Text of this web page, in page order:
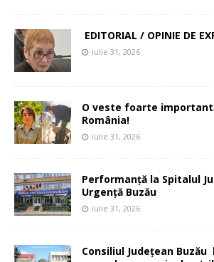
EDITORIAL / OPINIE DE
iulie 31, 2026
O veste foarte
România!
iulie 31, 2026
Performanță la Spitalul
Urgență Buzău
iulie 31, 2026
Consiliul Județean Buzău